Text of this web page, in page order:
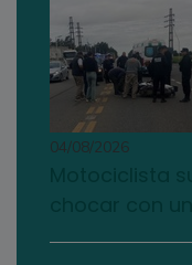
04/08/2026